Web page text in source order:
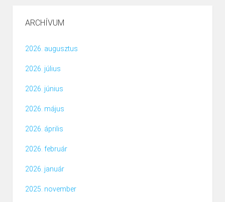
ARCHÍVUM
2026. augusztus
2026. július
2026. június
2026. május
2026. április
2026. február
2026. január
2025. november